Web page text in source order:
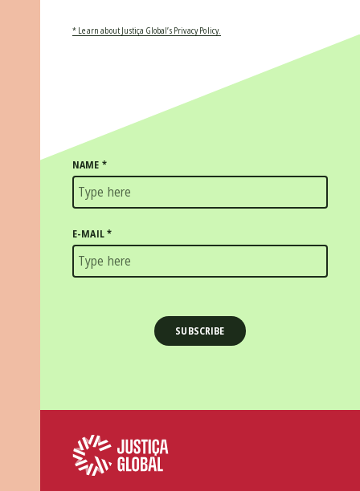
* Learn about Justiça Global’s Privacy Policy.
NAME *
E-MAIL*